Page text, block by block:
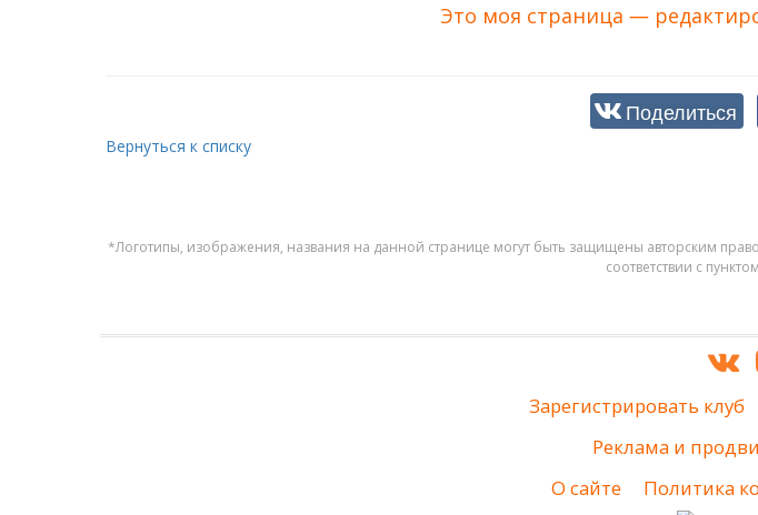
Это моя страница —
Поделиться
Вернуться к списку
*Логотипы, изображения, названия на данной странице могут быть защищены авторским
соответствии с
Зарегистрировать клуб
Реклама и
О сайте
Политика